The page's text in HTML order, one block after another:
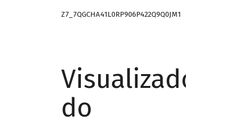
Z7_7QGCHA41L0RP906P422Q9Q0JM1
Visualizador
do